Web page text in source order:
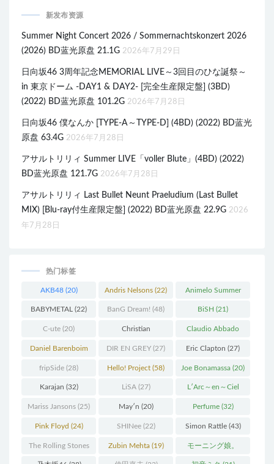
新发布资源
Summer Night Concert 2026 / Sommernachtskonzert 2026
(2026) BD蓝光原盘 21.1G 2026年7月29日
日向坂46 3周年記念MEMORIAL LIVE～3回目のひな誕祭～
in 東京ドーム -DAY1 & DAY2- [完全生産限定盤] (3BD)
(2022) BD蓝光原盘 101.2G 2026年7月28日
日向坂46 僕なんか [TYPE-A～TYPE-D] (4BD) (2022) BD蓝光
原盘 63.4G 2026年7月28日
アサルトリリィ Summer LIVE「voller Blute」(4BD) (2022)
BD蓝光原盘 121.7G 2026年7月28日
アサルトリリィ Last Bullet Neunt Praeludium (Last Bullet
MIX) [Blu-ray付生産限定盤] (2022) BD蓝光原盘 22.9G 2026
年7月28日
热门标签
AKB48(20) Andris Nelsons (22) Animelo Summer
Live(34)
BABYMETAL (22) BanG Dream! (48) BiSH (21)
C-ute (20) Christian
Thielemann(36)
Claudio Abbado
(25)
Daniel Barenboim
(37)
DIR EN GREY (27) Eric Clapton (27)
fripSide (28) Hello! Project (58) Joe Bonamassa (20)
Karajan (32) LiSA(27) L′Arc～en～Ciel
(41)
Mariss Jansons (25) May′n (20) Perfume(32)
Pink Floyd (24) SHINee(22) Simon Rattle(43)
The Rolling Stones Zubin Mehta(19) モーニング娘。